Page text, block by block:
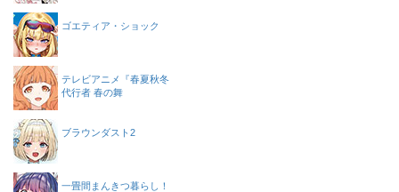
ゴエティア・ショック
テレビアニメ『春夏秋冬
代行者 春の舞
ブラウンダスト2
一畳間まんきつ暮らし！